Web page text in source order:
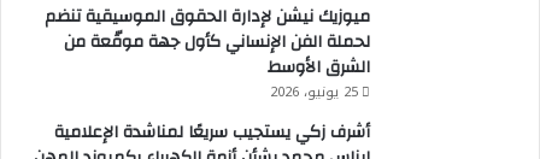
ميوزيك نيشن لإدارة الحقوق الموسيقية تنضم
لحملة الفن الإنساني كأول جهة موقّعة من
الشرق الأوسط
25 يونيو، 2026
أشرف زكي يستجيب سريعًا لمناشدة الإعلامية